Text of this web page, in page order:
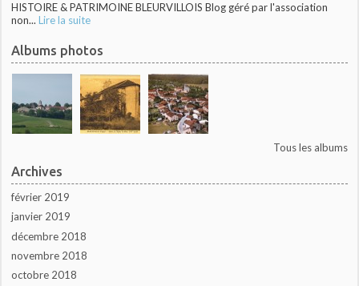
HISTOIRE & PATRIMOINE BLEURVILLOIS Blog géré par l'association
non... Lire la suite
Albums photos
Tous les albums
Archives
février 2019
janvier 2019
décembre 2018
novembre 2018
octobre 2018